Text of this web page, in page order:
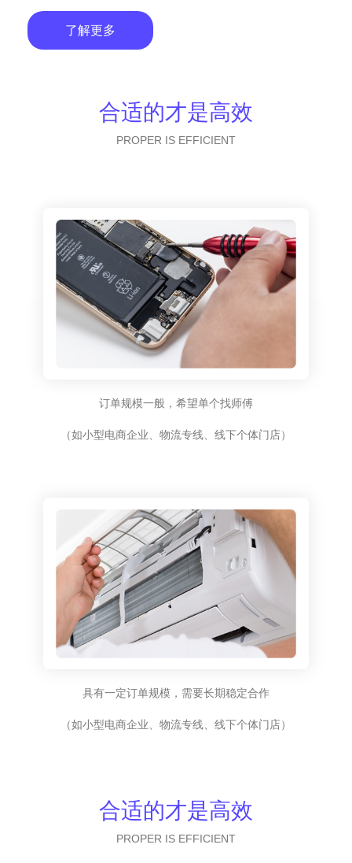
了解更多
合适的才是高效
PROPER IS EFFICIENT
订单规模一般，希望单个找师傅
（如小型电商企业、物流专线、线下个体门店）
具有一定订单规模，需要长期稳定合作
（如小型电商企业、物流专线、线下个体门店）
合适的才是高效
PROPER IS EFFICIENT